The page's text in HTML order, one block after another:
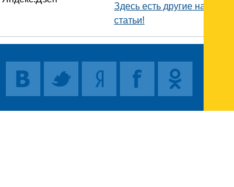
Здесь есть другие наши
статьи!